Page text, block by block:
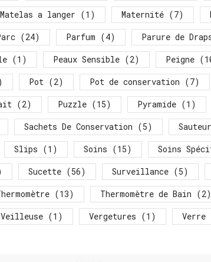
Matelas a langer (1) Maternité (7)
(24) Parfum (4) Parure de
(1) Peaux Sensible (2) Peigne
Pot (2) Pot de conservation (7)
(2) Puzzle (15) Pyramide (1)
Sachets De Conservation (5) Sauteur
Slips (1) Soins (15) Soins
Sucette (56) Surveillance (5)
(13) Thermomètre de Bain (2)
Veilleuse (1) Vergetures (1) Verre